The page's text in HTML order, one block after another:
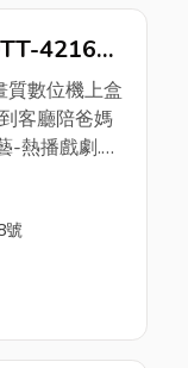
鐵工廠外出
4216
4K HDR
質數位機上盒
客廳陪爸媽
-熱播戲劇.綜
3.NETFLIX
質乾淨節目
7.網頁瀏覽
捷鍵 免進選
號